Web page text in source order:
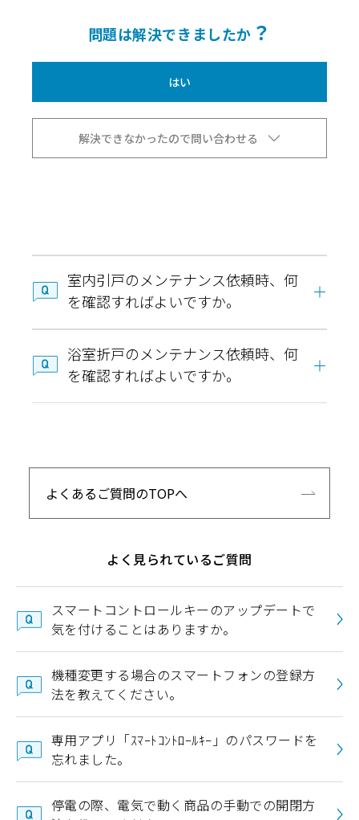
問題は解決できましたか ？
はい
解決できなかったので問い合わせる
室内引戸のメンテナンス依頼時、何
を確認すればよいですか。
浴室折戸のメンテナンス依頼時、何
を確認すればよいですか。
よくあるご質問のTOPへ
よく見られているご質問
スマートコントロールキーのアップデートで
気を付けることはありますか。
機種変更する場合のスマートフォンの登録方
法を教えてください。
専用アプリ「ｽﾏｰﾄｺﾝﾄﾛｰﾙｷｰ」のパスワードを
忘れました。
停電の際、電気で動く商品の手動での開閉方